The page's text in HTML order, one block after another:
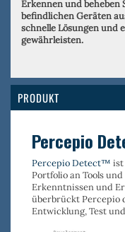
Erkennen und beheben
befindlichen Geräten
schnelle Lösungen und
gewährleisten.
PRODUKT
Percepio
Percepio Detect™ ist
Portfolio an Tools
Erkenntnissen und
überbrückt Percepio
Entwicklung, Test